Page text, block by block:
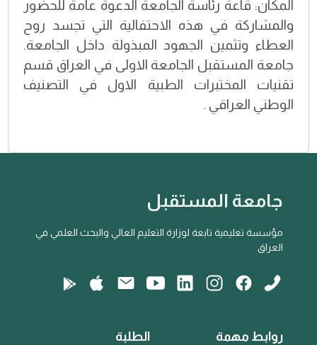
المكان: قاعة رئاسة الجامعة الدعوة عامة للحضور
والمشاركة في هذه الاحتفالية التي تجسد روح
العطاء وتثمين الجهود المبذولة داخل الجامعة.
جامعة المستقبل الجامعة الاولى في العراق قسم
تقنيات المختبرات الطبية الاول في التصنيف
الوطني العراقي .
جامعة المستقبل
مؤسسة تعليمية تابعة لوزارة التعليم العالي والبحث العلمي في
العراق
روابط مهمة الطلبة